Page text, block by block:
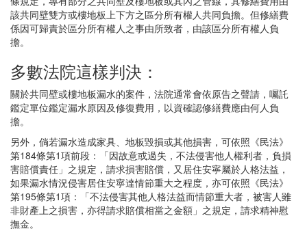
該共同壁雙方或樓地板上下方之區分所有權人共同負擔。但修繕費
係因可歸責於區分所有權人之事由所致者，由該區分所有權人負
擔。
多數法院這樣判決：
關於共同壁或樓地板漏水的案件，法院通常會依原告之聲請，囑託
鑑定單位鑑定漏水原因及修復費用，以資確認修繕費應由何人負
擔。
另外，倘若漏水造成家具、地板毀損或其他損害，可依照《民法》
第184條第1項前段：「因故意或過失，不法侵害他人權利者，負損
害賠償責任」之規定，請求損害賠償，又居住安寧屬於人格法益，
如果漏水情況侵害居住安寧達情節重大之程度，亦可依照《民法》
第195條第1項：「不法侵害其他人格法益而情節重大者，被害人雖
非財產上之損害，亦得請求賠償相當之金額」之規定，請求精神慰
撫金。